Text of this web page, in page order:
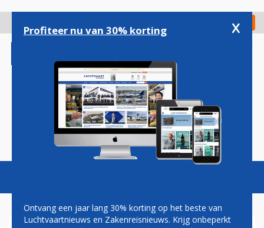
gaan
Check in
Magazine Podcasts Vacatures
Profiteer nu van 30% korting x
Ontvang een jaar lang 30% korting op het beste van
Luchtvaartnieuws en Zakenreisnieuws. Krijg onbeperkt